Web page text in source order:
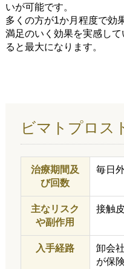
いが可能です。
多くの方が1か月程度で効
満足のいく効果を実感し
ると最大になります。
ビマトプロス
治療期間及
び回数
毎日
主なリスク
や副作用
接触
入手経路
卸会
が保